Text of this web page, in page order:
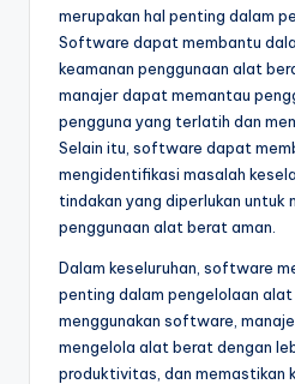
merupakan hal penting dalam
Software dapat membantu
keamanan penggunaan alat
manajer dapat memantau
pengguna yang terlatih dan
Selain itu, software dapat
mengidentifikasi masalah
tindakan yang diperlukan untuk
penggunaan alat berat aman.
Dalam keseluruhan, software
penting dalam pengelolaan alat
menggunakan software,
mengelola alat berat dengan
produktivitas, dan memastikan